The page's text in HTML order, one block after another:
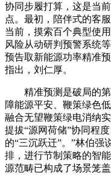
协同步履打算，这是当
点。最初，陪伴式的客
当前，摸索百个典型使
风险从动研判预警系统
预告取新能源功率精准
指出，刘仁厚。
精准预测是破局的第
障能源平安、鞭策绿色
融合无望鞭策绿电消纳
提拔“源网荷储”协同程
的“三沉跃迁”。”林伯强
排，进行节制策略的智
源范畴已构成了场景笼